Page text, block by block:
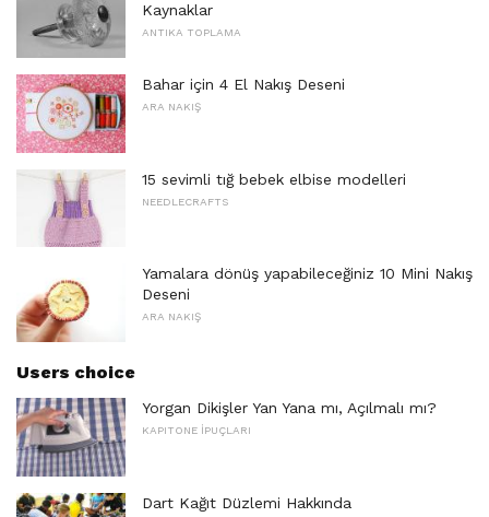
Kaynaklar
ANTIKA TOPLAMA
Bahar için 4 El Nakış Deseni
ARA NAKIŞ
15 sevimli tığ bebek elbise modelleri
NEEDLECRAFTS
Yamalara dönüş yapabileceğiniz 10 Mini Nakış
Deseni
ARA NAKIŞ
Users choice
Yorgan Dikişler Yan Yana mı, Açılmalı mı?
KAPITONE İPUÇLARI
Dart Kağıt Düzlemi Hakkında